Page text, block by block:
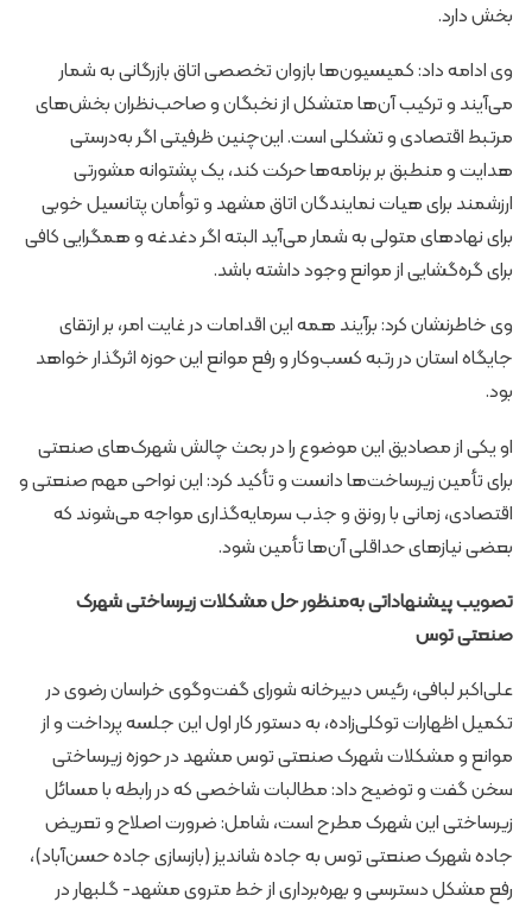
بخش دارد.
وی ادامه داد: کمیسیون‌ها بازوان تخصصی اتاق بازرگانی به شمار
می‌آیند و ترکیب آن‌ها متشکل از نخبگان و صاحب‌نظران بخش‌های
مرتبط اقتصادی و تشکلی است. این‌چنین ظرفیتی اگر به‌درستی
هدایت و منطبق بر برنامه‌ها حرکت کند، یک پشتوانه مشورتی
ارزشمند برای هیات نمایندگان اتاق مشهد و توأمان پتانسیل خوبی
برای نهادهای متولی به شمار می‌آید البته اگر دغدغه و همگرایی کافی
برای گره‌گشایی از موانع وجود داشته باشد.
وی خاطرنشان کرد: برآیند همه این اقدامات در غایت امر، بر ارتقای
جایگاه استان در رتبه کسب‌وکار و رفع موانع این حوزه اثرگذار خواهد
بود.
او یکی از مصادیق این موضوع را در بحث چالش شهرک‌های صنعتی
برای تأمین زیرساخت‌ها دانست و تأکید کرد: این نواحی مهم صنعتی و
اقتصادی، زمانی با رونق و جذب سرمایه‌گذاری مواجه می‌شوند که
بعضی نیازهای حداقلی آن‌ها تأمین شود.
تصویب پیشنهاداتی به‌منظور حل مشکلات زیرساختی شهرک
صنعتی توس
علی‌اکبر لبافی، رئیس دبیرخانه شورای گفت‌وگوی خراسان رضوی در
تکمیل اظهارات توکلی‌زاده، به دستور کار اول این جلسه پرداخت و از
موانع و مشکلات شهرک صنعتی توس مشهد در حوزه زیرساختی
سخن گفت و توضیح داد: مطالبات شاخصی که در رابطه با مسائل
زیرساختی این شهرک مطرح است، شامل: ضرورت اصلاح و تعریض
جاده شهرک صنعتی توس به جاده شاندیز (بازسازی جاده حسن‌آباد)،
رفع مشکل دسترسی و بهره‌برداری از خط متروی مشهد- گلبهار در